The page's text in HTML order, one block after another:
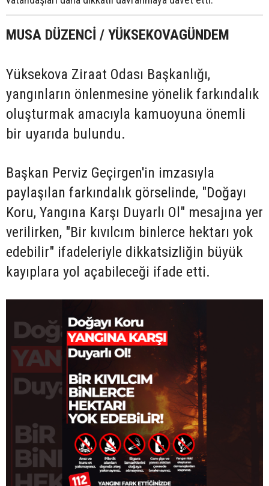
MUSA DÜZENCİ / YÜKSEKOVAGÜNDEM
Yüksekova Ziraat Odası Başkanlığı,
yangınların önlenmesine yönelik farkındalık
oluşturmak amacıyla kamuoyuna önemli
bir uyarıda bulundu.
Başkan Perviz Geçirgen'in imzasıyla
paylaşılan farkındalık görselinde, "Doğayı
Koru, Yangına Karşı Duyarlı Ol" mesajına yer
verilirken, "Bir kıvılcım binlerce hektarı yok
edebilir" ifadeleriyle dikkatsizliğin büyük
kayıplara yol açabileceği ifade etti.